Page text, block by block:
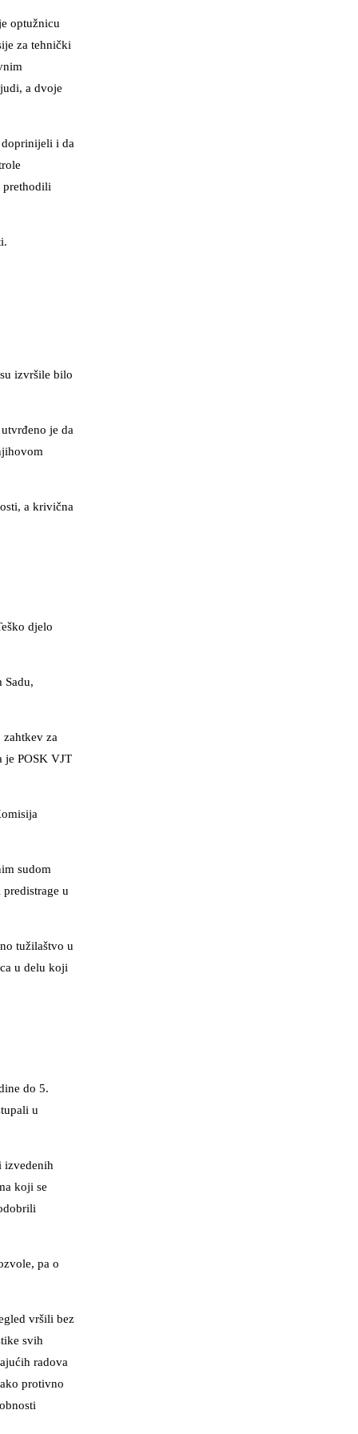
optužnicu
za tehnički
a dvoje
doprinijeli i da
prethodili
izvršile bilo
je da
a krivična
djelo
Sadu,
za
je POSK VJT
sudom
u
tužilaštvo u
u delu koji
do 5.
u
izvedenih
koji se
pa o
vršili bez
svih
radova
protivno